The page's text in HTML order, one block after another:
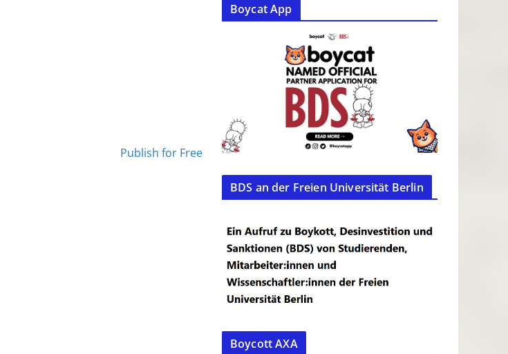
Publish for Free
Boycat App
BDS an der Freien Universität Berlin
Boycott AXA